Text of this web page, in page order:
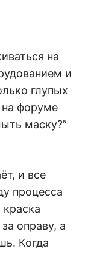
на
и
глупых
на форуме
маску?”
и все
процесса
краска
оправу, а
Когда